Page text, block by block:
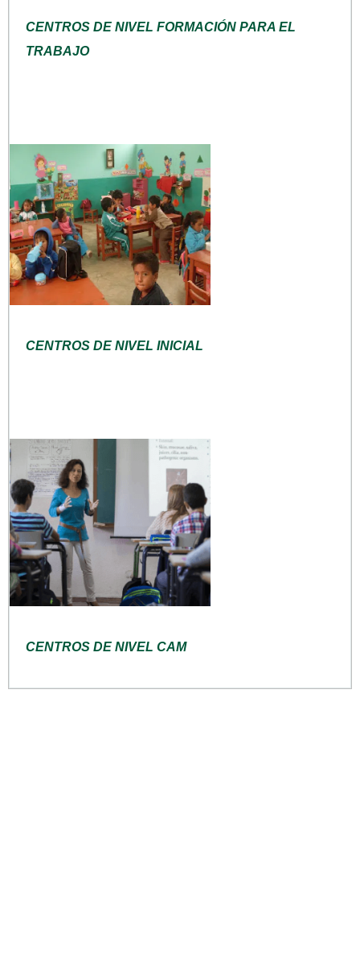
CENTROS DE NIVEL FORMACIÓN PARA EL
TRABAJO
CENTROS DE NIVEL INICIAL
CENTROS DE NIVEL CAM